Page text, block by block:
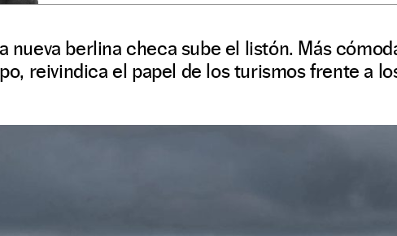
nueva berlina checa sube el listón. Más
reivindica el papel de los turismos frente a